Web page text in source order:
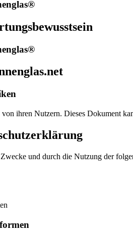
von ihren Nutzern. Dieses Dokument
und durch die Nutzung der